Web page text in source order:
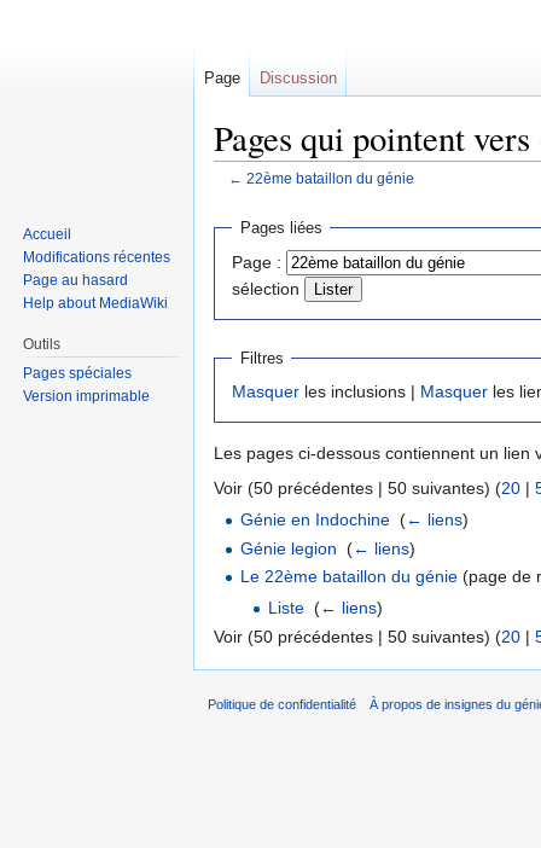
Pages qui pointent
← 22ème bataillon du génie
Sauter
navigation
Sauter
recherche
Pages liées
Page :
sélection
Filtres
Masquer les inclusions | Masquer les
Les pages ci-dessous contiennent un lien
Voir (50 précédentes | 50 suivantes) (20 |
Génie en Indochine ‎(← liens)
Génie legion ‎(← liens)
Le 22ème bataillon du génie (page de
Liste‎ (← liens)
Voir (50 précédentes | 50 suivantes) (20 |
Page Discussion
Accueil
Modifications récentes
Page au hasard
Help about MediaWiki
Outils
Pages spéciales
Version imprimable
Politique de confidentialité À propos de insignes du